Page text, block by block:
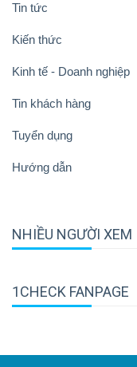
Tin tức
Kiến thức
Kinh tế - Doanh nghiệp
Tin khách hàng
Tuyển dụng
Hướng dẫn
NHIỀU NGƯỜI XEM
1CHECK FANPAGE